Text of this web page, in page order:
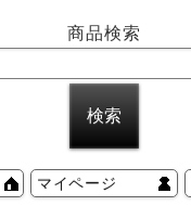
商品検索
マイページ